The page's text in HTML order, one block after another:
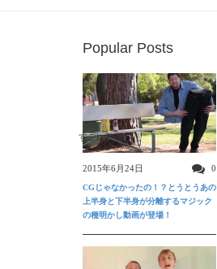
Popular Posts
すごい動画
2015年6月24日 0
CGじゃなかったの！？とうとうあの
上半身と下半身が分離するマジック
の種明かし動画が登場！